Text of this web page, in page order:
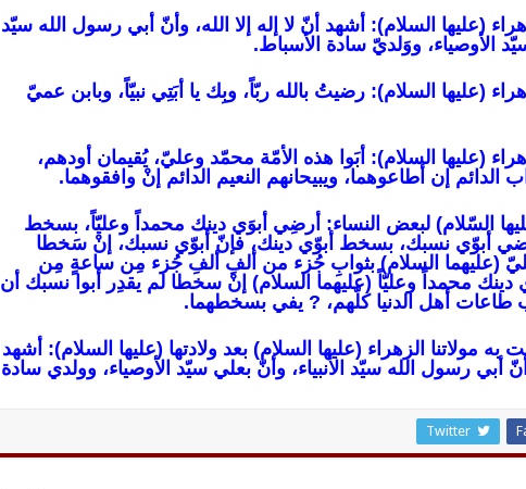
(عليها السلام): أشهد أنّ لا إله إلا الله، وأنّ أبي رسول الله سيّد
سيّد الأوصياء، ووَلديّ سادة الأسباط.
(عليها السلام): رضيتُ بالله ربّاً، وبِك يا أبَتِي نبيّاً، وبابن عميّ
(عليها السلام): أبَوا هذه الأمّة محمّد وعليّ، يُقيمان أودهم،
الدائم إن أطاعوهما، ويبيحانهم النعيم الدائم إنْ وافقوهما.
السّلام) لبعض النساء: أرضِي أبوَي دينك محمداً وعليّاً، بسخط
أبوّي نسبك، بسخط أبوّي دينك، فإنّ أبوّي نسبك، إنْ سَخطا
(عليهما السلام) بثوابِ جُزء من ألفِ ألفِ جُزء مِن ساعةٍ مِن
دينك محمداً وعليّاً (عليهما السلام) إنْ سخطا لم يقدِر أبوا نسبك أن
طاعات أهل الدنيا كلّهم، ? يفي بسخطهما.
به مولاتنا الزهراء (عليها السلام) بعد ولادتها (عليها السلام): أشهد
أبي رسول الله سيّد الأنبياء، وأنّ بعلي سيّد الأوصياء، وولدي سادة
Twitter